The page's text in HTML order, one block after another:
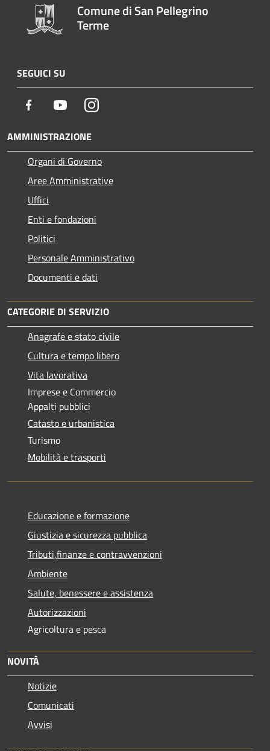
Comune di San Pellegrino
Terme
SEGUICI SU
Facebook YoutubeInstagram
AMMINISTRAZIONE
Organi di Governo
Aree Amministrative
Uffici
Enti e fondazioni
Politici
Personale Amministrativo
Documenti e dati
CATEGORIE DI SERVIZIO
Anagrafe e stato civile
Cultura e tempo libero
Vita lavorativa
Imprese e Commercio
Appalti pubblici
Catasto e urbanistica
Turismo
Mobilità e trasporti
Educazione e formazione
Giustizia e sicurezza pubblica
Tributi,finanze e contravvenzioni
Ambiente
Salute, benessere e assistenza
Autorizzazioni
Agricoltura e pesca
NOVITÀ
Notizie
Comunicati
Avvisi